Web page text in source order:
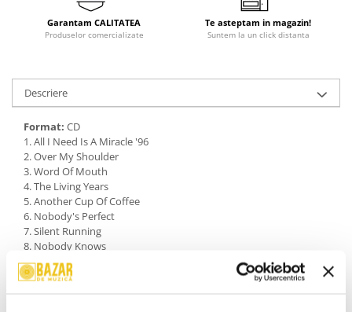
Garantam CALITATEA
Produselor comercializate
Te asteptam in magazin!
Suntem la un click distanta
Descriere
Format: CD
1. All I Need Is A Miracle '96
2. Over My Shoulder
3. Word Of Mouth
4. The Living Years
5. Another Cup Of Coffee
6. Nobody's Perfect
7. Silent Running
8. Nobody Knows
9. Get Up
10. A Time And Place